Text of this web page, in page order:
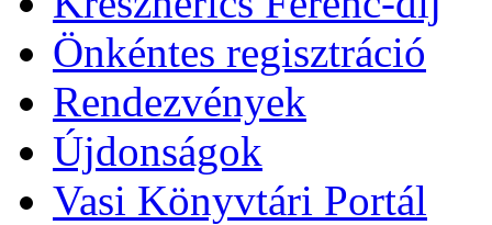
Önkéntes regisztráció
Rendezvények
Újdonságok
Vasi Könyvtári Portál